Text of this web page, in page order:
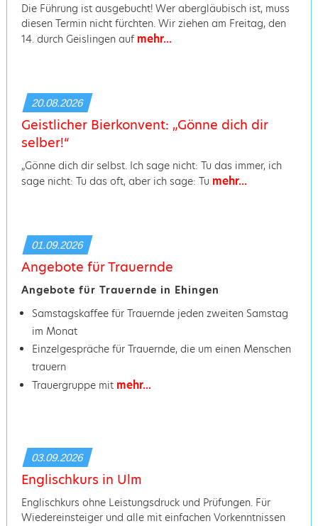
Die Führung ist ausgebucht! Wer abergläubisch ist, muss
diesen Termin nicht fürchten. Wir ziehen am Freitag, den
14. durch Geislingen aufmehr...
20.08.2026
Geistlicher Bierkonvent: „Gönne dich dir
selber!“
„Gönne dich dir selbst. Ich sage nicht: Tu das immer, ich
sage nicht: Tu das oft, aber ich sage: Tu mehr...
01.09.2026
Angebote für Trauernde
Angebote für Trauernde in Ehingen
Samstagskaffee für Trauernde jeden zweiten Samstag
im Monat
Einzelgespräche für Trauernde, die um einen Menschen
trauern
Trauergruppe mitmehr...
03.09.2026
Englischkurs in Ulm
Englischkurs ohne Leistungsdruck und Prüfungen. Für
Wiedereinsteiger und alle mit einfachen Vorkenntnissen